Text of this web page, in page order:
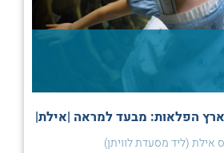
הפלאות: מבעד למראה |אילת|
אילת (ליד מסעדת לוויתן)